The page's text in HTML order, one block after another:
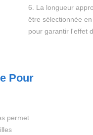
6. La longueur
être sélectionnée
pour garantir l'effet
Pour
permet